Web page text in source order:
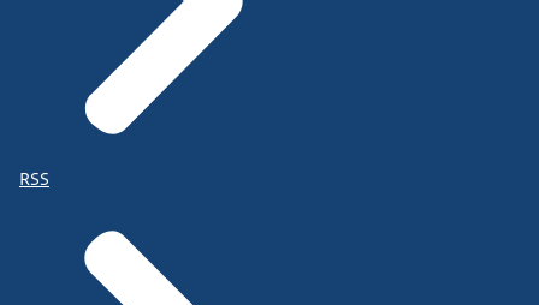
RSS